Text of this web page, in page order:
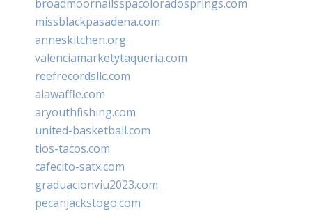
broadmoornailsspacoloradosprings.com
missblackpasadena.com
anneskitchen.org
valenciamarketytaqueria.com
reefrecordsllc.com
alawaffle.com
aryouthfishing.com
united-basketball.com
tios-tacos.com
cafecito-satx.com
graduacionviu2023.com
pecanjackstogo.com